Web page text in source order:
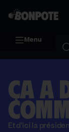
Menu
Ça a
Et d'ici la